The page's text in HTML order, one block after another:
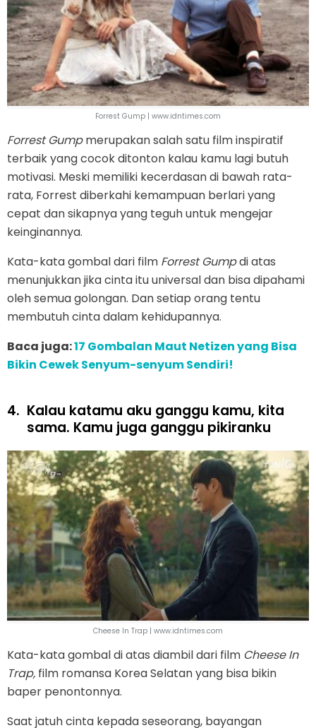
Forrest Gump | www.idntimes.com
Forrest Gumpmerupakan salah satu film inspiratif
terbaik yang cocok ditonton kalau kamu lagi butuh
motivasi. Meski memiliki kecerdasan di bawah rata-
rata, Forrest diberkahi kemampuan berlari yang
cepat dan sikapnya yang teguh untuk mengejar
keinginannya.
Kata-kata gombal dari film Forrest Gumpdi atas
menunjukkan jika cinta itu universal dan bisa dipahami
oleh semua golongan. Dan setiap orang tentu
membutuh cinta dalam kehidupannya.
Baca juga:17 Gombalan Maut Netizen yang Bisa
Bikin Cewek Senyum-senyum Sendiri!
4. Kalau katamu aku ganggu kamu, kita
sama. Kamu juga ganggu pikiranku
Cheese In Trap | www.idntimes.com
Kata-kata gombal di atas diambil dari film Cheese In
Trap, film romansa Korea Selatan yang bisa bikin
baper penontonnya.
Saat jatuh cinta kepada seseorang, bayangan